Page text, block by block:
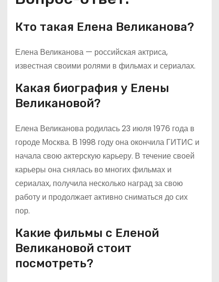
Кто такая Елена Великанова?
Елена Великанова — российская актриса,
известная своими ролями в фильмах и сериалах.
Какая биография у Елены
Великановой?
Елена Великанова родилась 23 июля 1976 года в
городе Москва. В 1998 году она окончила ГИТИС и
начала свою актерскую карьеру. В течение своей
карьеры она снялась во многих фильмах и
сериалах, получила несколько наград за свою
работу и продолжает активно сниматься до сих
пор.
Какие фильмы с Еленой
Великановой стоит
посмотреть?